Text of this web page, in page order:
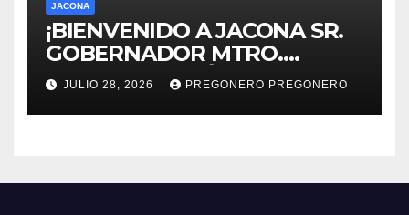
JACONA
¡BIENVENIDO A JACONA SR.
GOBERNADOR MTRO.
ALFREDO RAMÍREZ
BEDOLLA!
JULIO 28, 2026 PREGONERO PREGONERO